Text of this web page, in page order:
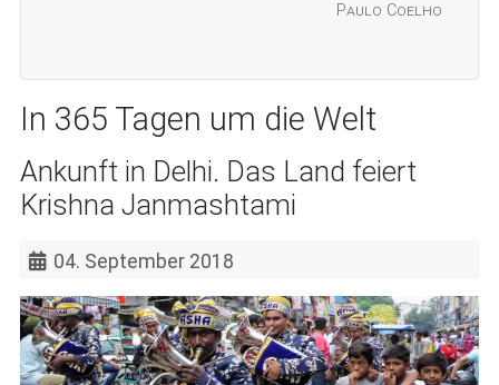
Paulo Coelho
In 365 Tagen um die Welt
Ankunft in Delhi. Das Land feiert
Krishna Janmashtami
04. September 2018